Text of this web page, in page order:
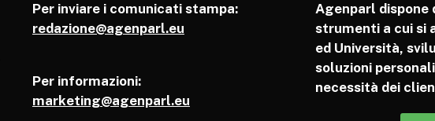
Per inviare i comunicati stampa:
redazione@agenparl.eu
Per informazioni:
marketing@agenparl.eu
Agenparl dispone
strumenti a cui si
ed Università,
soluzioni
necessità dei